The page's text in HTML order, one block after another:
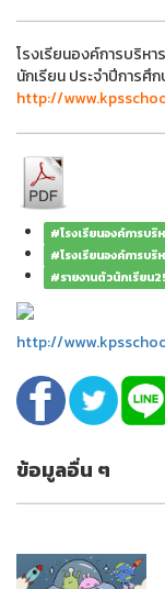
โรงเรียนองค์การบริห
นักเรียน ประจำปีการศึ
http://
#โรงเรียนองค์การบ
#โรงเรียนองค์การบ
#รายงานตัวนักเรียน
http://
ข้อมูลอื่น ๆ